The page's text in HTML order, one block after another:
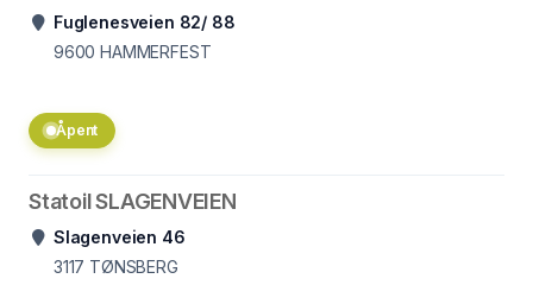
Fuglenesveien 82/ 88
9600 HAMMERFEST
Åpent
Statoil SLAGENVEIEN
Slagenveien 46
3117 TØNSBERG